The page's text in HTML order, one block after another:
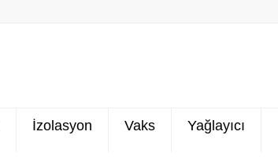
İzolasyon Vaks Yağlayıcı